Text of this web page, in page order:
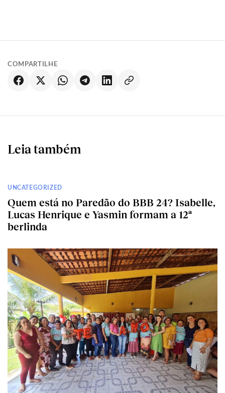
COMPARTILHE
Leia também
UNCATEGORIZED
Quem está no Paredão do BBB 24? Isabelle,
Lucas Henrique e Yasmin formam a 12ª
berlinda